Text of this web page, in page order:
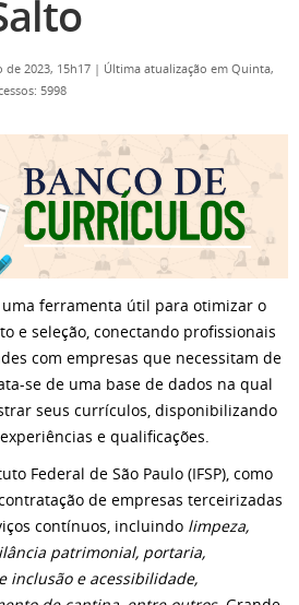
de 2023, 15h17 | Última atualização em Quinta,
5998
ferramenta útil para otimizar o
e seleção, conectando profissionais
com empresas que necessitam de
se de uma base de dados na qual
seus currículos, disponibilizando
e qualificações.
Federal de São Paulo (IFSP), como
de empresas terceirizadas
contínuos, incluindo limpeza,
patrimonial, portaria,
inclusão e acessibilidade,